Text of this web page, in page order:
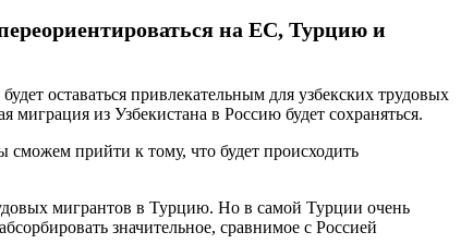
на ЕС, Турцию и
оставаться привлекательным для узбекских трудовых
из Узбекистана в Россию будет сохраняться.
сможем прийти к тому, что будет происходить
мигрантов в Турцию. Но в самой Турции очень
значительное, сравнимое с Россией